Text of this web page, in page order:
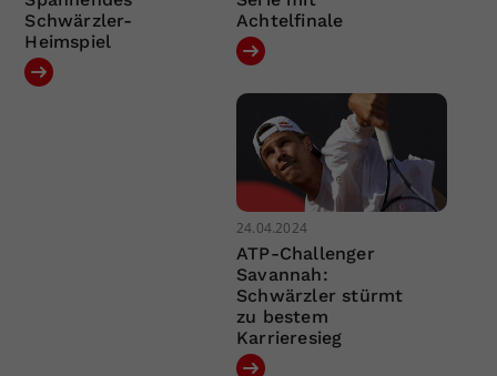
Schwärzler-
Heimspiel
Achtelfinale
24.04.2024
ATP-Challenger
Savannah:
Schwärzler stürmt
zu bestem
Karrieresieg